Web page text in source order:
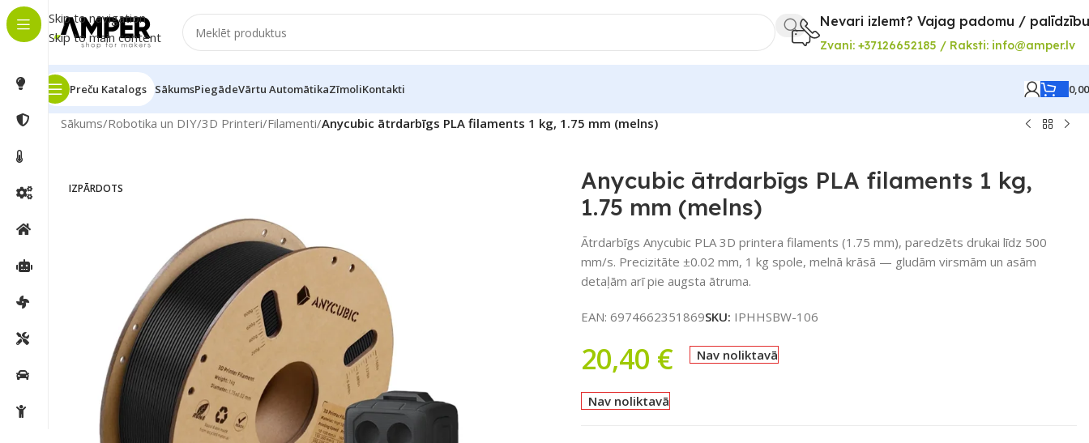
Skip to navigation
Skip to main content
Nevari izlemt? Vajag padomu /
Zvani: +37126652185 / Raksti: info@amper.lv
Preču Katalogs SākumsPiegādeVārtu AutomātikaZīmoliKontakti
Sākums/Robotika un DIY/3D Printeri/Filamenti/Anycubic ātrdarbīgs PLA filaments 1 kg, 1.75 mm (melns)
IZPĀRDOTS
Anycubic ātrdarbīgs PLA filaments 1 kg,
1.75 mm (melns)
Ātrdarbīgs Anycubic PLA 3D printera filaments (1.75 mm), paredzēts drukai līdz 500
mm/s. Precizitāte ±0.02 mm, 1 kg spole, melnā krāsā — gludām virsmām un asām
detaļām arī pie augsta ātruma.
EAN: 6974662351869SKU: IPHHSBW-106
20,40 € Nav noliktavā
Nav noliktavā